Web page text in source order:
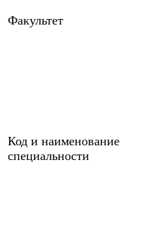
Факультет
Код и наименование
специальности